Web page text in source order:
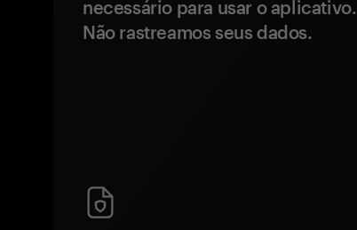
necessário para usar o aplicativo.
Não rastreamos seus dados.